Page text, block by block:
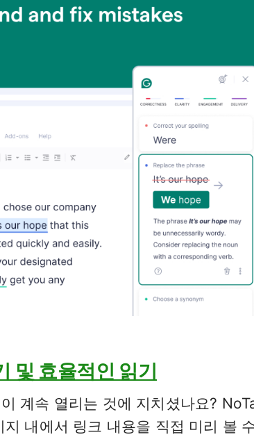
및 효율적인 읽기
계속 열리는 것에 지치셨나요?
내에서 링크 내용을 직접 미리 볼